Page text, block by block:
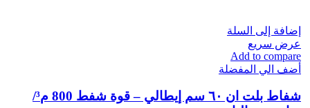
إضافة إلى السلة
عرض سريع
Add to compare
أضف الي المفضلة
شفاط بلت ان ٦٠ سم إيطالي – قوة شفط 800 م³/